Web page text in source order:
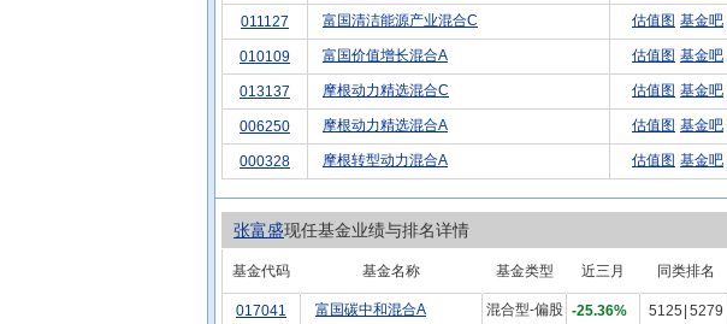
011127 富国清洁能源产业混合C 估值图 基金吧
010109 富国价值增长混合A 估值图 基金吧
013137 摩根动力精选混合C 估值图 基金吧
006250 摩根动力精选混合A 估值图 基金吧
000328 摩根转型动力混合A 估值图 基金吧
张富盛现任基金业绩与排名详情
基金代码 基金名称 基金类型 近三月 同类排名
017041 富国碳中和混合A 混合型-偏股 -25.36% 5125 5279